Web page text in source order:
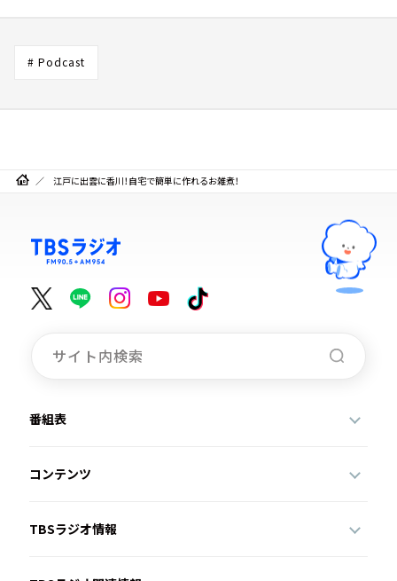
# Podcast
江戸に出雲に香川！自宅で簡単に作れるお雑煮！
番組表
コンテンツ
TBSラジオ情報